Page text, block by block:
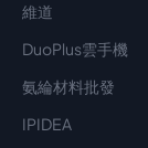
維道
DuoPlus雲手機
氨綸材料批發
IPIDEA